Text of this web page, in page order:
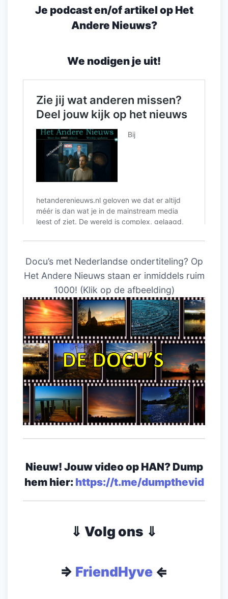
Je podcast en/of artikel op Het
Andere Nieuws?
We nodigen je uit!
Docu’s met Nederlandse ondertiteling? Op
Het Andere Nieuws staan er inmiddels ruim
1000! (Klik op de afbeelding)
Nieuw! Jouw video op HAN? Dump
hem hier: https://t.me/dumpthevid
⇓ Volg ons ⇓
⇒ FriendHyve ⇐